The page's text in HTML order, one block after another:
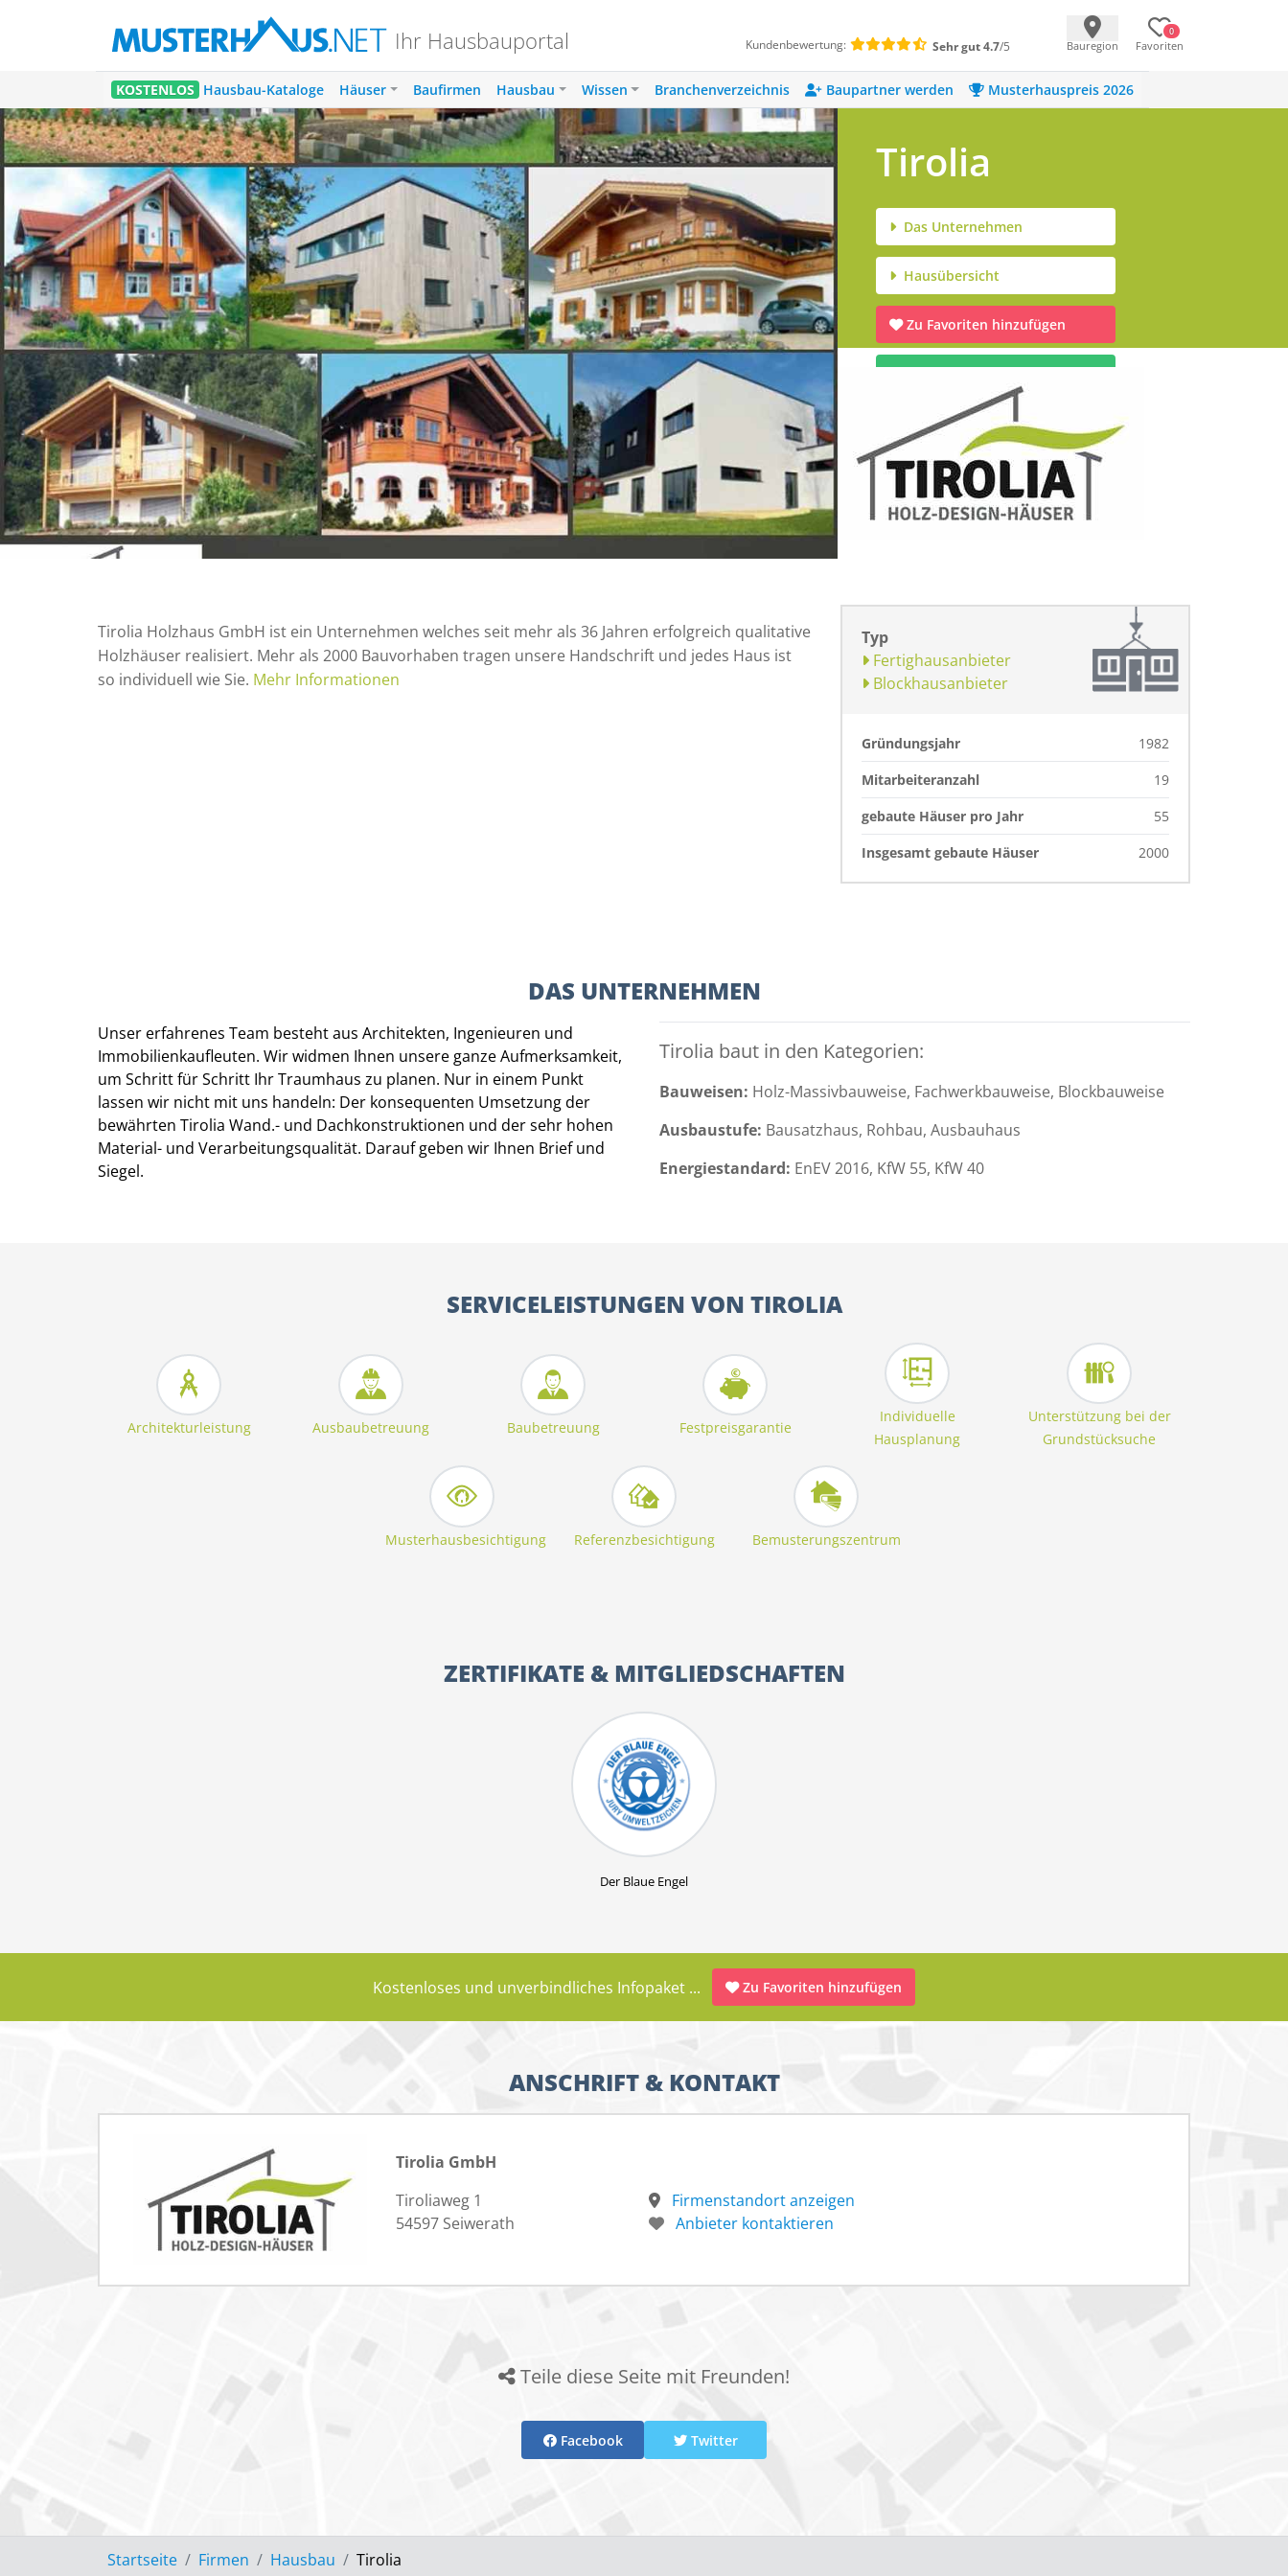
Ihr Hausbauportal Kundenbewertung: Sehr gut4.7/5 Bauregion
0
Favoriten
KOSTENLOS Hausbau-Kataloge Häuser Baufirmen Hausbau Wissen Branchenverzeichnis Baupartner werden Musterhauspreis 2026
Tirolia
Das Unternehmen
Hausübersicht
Zu Favoriten hinzufügen
Infomaterial anfordern
Tirolia Holzhaus GmbH ist ein Unternehmen welches seit mehr als 36 Jahren erfolgreich qualitative
Holzhäuser realisiert. Mehr als 2000 Bauvorhaben tragen unsere Handschrift und jedes Haus ist
so individuell wie Sie. Mehr Informationen
Typ
Fertighausanbieter
Blockhausanbieter
Gründungsjahr
1982
Mitarbeiteranzahl
19
gebaute Häuser pro Jahr
55
Insgesamt gebaute Häuser
2000
DAS UNTERNEHMEN
Unser erfahrenes Team besteht aus Architekten, Ingenieuren und
Immobilienkaufleuten. Wir widmen Ihnen unsere ganze Aufmerksamkeit,
um Schritt für Schritt Ihr Traumhaus zu planen. Nur in einem Punkt
lassen wir nicht mit uns handeln: Der konsequenten Umsetzung der
bewährten Tirolia Wand.- und Dachkonstruktionen und der sehr hohen
Material- und Verarbeitungsqualität. Darauf geben wir Ihnen Brief und
Siegel.
Tirolia baut in den Kategorien:
Bauweisen: Holz-Massivbauweise, Fachwerkbauweise, Blockbauweise
Ausbaustufe: Bausatzhaus, Rohbau, Ausbauhaus
Energiestandard: EnEV 2016, KfW 55, KfW 40
SERVICELEISTUNGEN VON TIROLIA
Architekturleistung Ausbaubetreuung Baubetreuung Festpreisgarantie
Individuelle
Hausplanung
Unterstützung bei der
Grundstücksuche
Musterhausbesichtigung Referenzbesichtigung Bemusterungszentrum
ZERTIFIKATE & MITGLIEDSCHAFTEN
Der Blaue Engel
Kostenloses und unverbindliches Infopaket ... Zu Favoriten hinzufügen
ANSCHRIFT & KONTAKT
Tirolia GmbH
Tiroliaweg 1
54597 Seiwerath
Firmenstandort anzeigen
Anbieter kontaktieren
Teile diese Seite mit Freunden!
Facebook Twitter
Startseite Firmen Hausbau Tirolia